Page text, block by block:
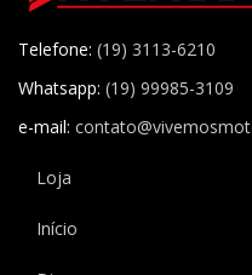
Telefone: (19) 3113-6210
Whatsapp: (19) 99985-3109
e-mail:
Loja
Início